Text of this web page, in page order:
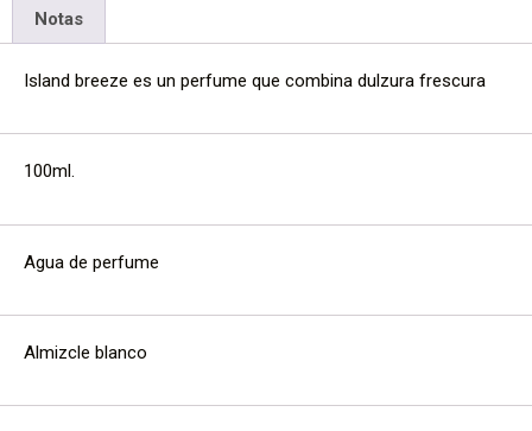
Notas
Island breeze es un perfume que combina dulzura frescura
100ml.
Agua de perfume
Almizcle blanco